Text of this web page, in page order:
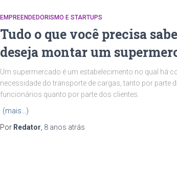
EMPREENDEDORISMO E STARTUPS
Tudo o que você precisa
deseja montar um
Um supermercado é um estabelecimento no qual há
necessidade do transporte de cargas, tanto por parte
funcionários quanto por parte dos clientes.
(mais…)
Por Redator 8 anos atrás